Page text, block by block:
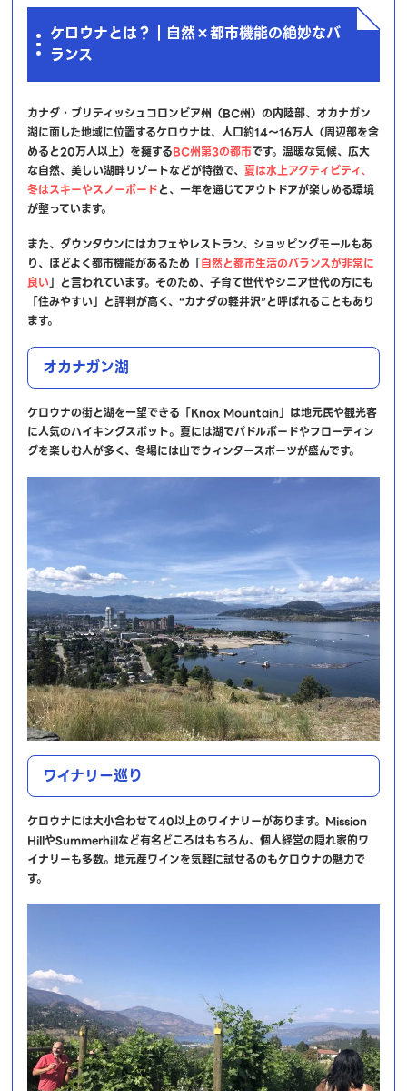
ケロウナとは？｜自然×都市機能の絶妙なバ
ランス
カナダ・ブリティッシュコロンビア州（BC州）の内陸部、オカナガン
湖に面した地域に位置するケロウナは、人口約14〜16万人（周辺部を含
めると20万人以上）を擁するBC州第3の都市です。温暖な気候、広大
な自然、美しい湖畔リゾートなどが特徴で、夏は水上アクティビティ、
冬はスキーやスノーボードと、一年を通じてアウトドアが楽しめる環境
が整っています。
また、ダウンタウンにはカフェやレストラン、ショッピングモールもあ
り、ほどよく都市機能があるため「自然と都市生活のバランスが非常に
良い」と言われています。そのため、子育て世代やシニア世代の方にも
「住みやすい」と評判が高く、“カナダの軽井沢”と呼ばれることもあり
ます。
オカナガン湖
ケロウナの街と湖を一望できる「Knox Mountain」は地元民や観光客
に人気のハイキングスポット。夏には湖でパドルボードやフローティン
グを楽しむ人が多く、冬場には山でウィンタースポーツが盛んです。
ワイナリー巡り
ケロウナには大小合わせて40以上のワイナリーがあります。Mission
HillやSummerhillなど有名どころはもちろん、個人経営の隠れ家的ワ
イナリーも多数。地元産ワインを気軽に試せるのもケロウナの魅力で
す。